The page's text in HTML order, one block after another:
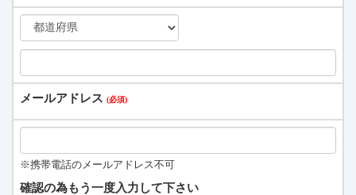
メールアドレス
※携帯電話のメールアドレス不可
確認の為もう一度入力して下さい